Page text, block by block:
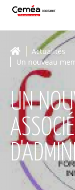
Actualités
Un nouveau
UN